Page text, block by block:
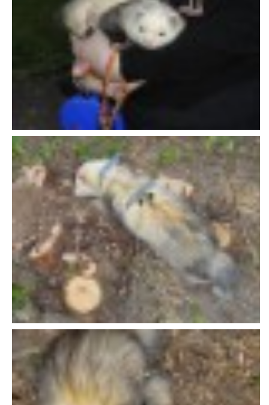
JAK FRETKA BYDLÍ
CESTOVÁNÍ S FRETKOU
JEDNA ČÍ VÍCE FRETEK?
KASTRACE
STRAVA
PODPORA
E - S H O P
HISTORIE 2022
O NÁS :-)
VÝROČNÍ ZPRÁVY